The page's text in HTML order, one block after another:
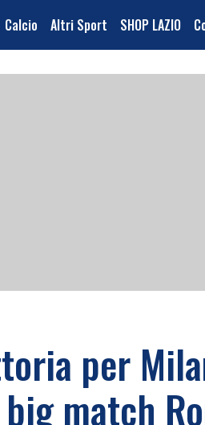
Calcio Altri Sport SHOP LAZIO
per
match